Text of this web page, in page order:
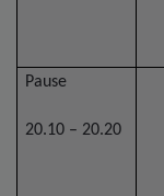
Pause
20.10 – 20.20